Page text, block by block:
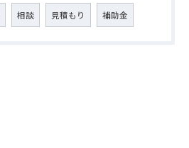
相談 見積もり 補助金